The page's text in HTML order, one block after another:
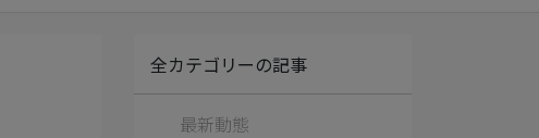
全カテゴリーの記事
最新動態